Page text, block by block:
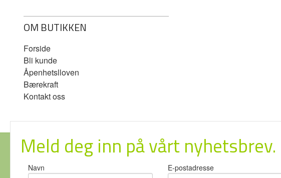
OM BUTIKKEN
Forside
Bli kunde
Åpenhetslloven
Bærekraft
Kontakt oss
Meld deg inn på vårt nyhetsbrev.
Navn E-postadresse